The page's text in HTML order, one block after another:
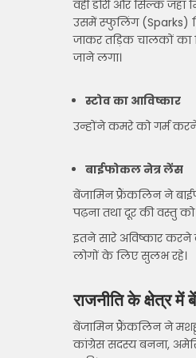
वही डोरी और सिल्क जहां
उसमें स्फुलिंग (Sparks)
जाकर तड़िक चालकों का
जाने लगा।
स्टोव का आविष्कार
उन्होंने कमरे को गर्म
बाईफोकल नेत्र लेंस
बेंजामिन फ्रैंकलिन ने
पढ़ना तथा दूर की वस्तु
इतने सारे अविष्कार करने
लोगों के लिए सुलभ रहे।
राजनीति के क्षेत्र
बेंजामिन फ्रैंकलिन ने
कांग्रेस सदस्य बनना,